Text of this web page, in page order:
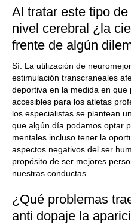
Al tratar este tipo
nivel cerebral ¿la
frente de algún
Sí. La utilización de
estimulación transcraneales
deportiva en la medida en
accesibles para los atletas
los especialistas se plantean
que algún día podamos optar
mentales incluso tener la
aspectos negativos del ser
propósito de ser mejores
nuestras conductas.
¿Qué problemas
anti dopaje la